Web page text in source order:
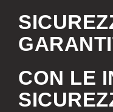
CON LE